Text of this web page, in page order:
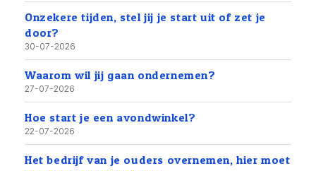
Onzekere tijden, stel jij je start uit of zet je
door?
30-07-2026
Waarom wil jij gaan ondernemen?
27-07-2026
Hoe start je een avondwinkel?
22-07-2026
Het bedrijf van je ouders overnemen, hier moet